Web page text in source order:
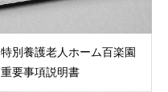
特別養護老人ホーム百楽園
重要事項説明書